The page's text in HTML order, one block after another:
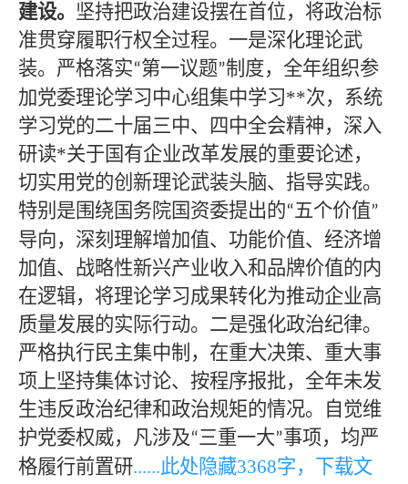
建设。 坚持把政治建设摆在首位，将政治标
准贯穿履职行权全过程。一是深化理论武
装。严格落实“第一议题”制度，全年组织参
加党委理论学习中心组集中学习**次，系统
学习党的二十届三中、四中全会精神，深入
研读*关于国有企业改革发展的重要论述，
切实用党的创新理论武装头脑、指导实践。
特别是围绕国务院国资委提出的“五个价值”
导向，深刻理解增加值、功能价值、经济增
加值、战略性新兴产业收入和品牌价值的内
在逻辑，将理论学习成果转化为推动企业高
质量发展的实际行动。二是强化政治纪律。
严格执行民主集中制，在重大决策、重大事
项上坚持集体讨论、按程序报批，全年未发
生违反政治纪律和政治规矩的情况。自觉维
护党委权威，凡涉及“三重一大”事项，均严
格履行前置研......此处隐藏3368字，下载文